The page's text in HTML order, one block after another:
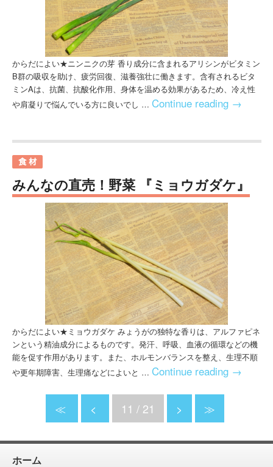
からだによい★ニンニクの芽 香り成分に含まれるアリシンがビタミン
B群の吸収を助け、疲労回復、滋養強壮に働きます。含有されるビタ
ミンAは、抗菌、抗酸化作用、身体を温める効果があるため、冷え性
や肩凝りで悩んでいる方に良いでし … Continue reading →
みんなの直売！野菜 『ミョウガダケ』
からだによい★ミョウガダケ みょうがの独特な香りは、アルファピネ
ンという精油成分によるものです。発汗、呼吸、血液の循環などの機
能を促す作用があります。また、ホルモンバランスを整え、生理不順
や更年期障害、生理痛などによいと … Continue reading →
≪ < 11 / 21 > ≫
ホーム